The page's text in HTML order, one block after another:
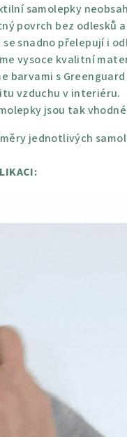
samolepky
povrch bez odlesků
se snadno přelepují i
vysoce kvalitní
barvami s
vzduchu v interiéru.
jsou tak
jednotlivých